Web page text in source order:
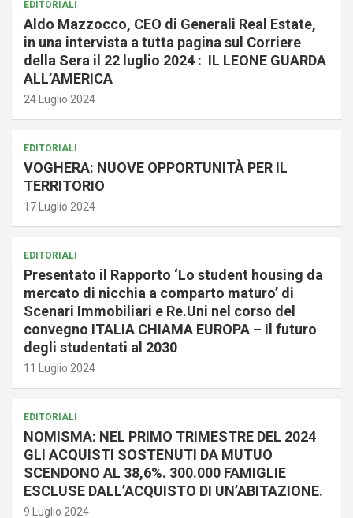
EDITORIALI
Aldo Mazzocco, CEO di Generali Real Estate,
in una intervista a tutta pagina sul Corriere
della Sera il 22 luglio 2024 : IL LEONE GUARDA
ALL’AMERICA
24 Luglio 2024
EDITORIALI
VOGHERA: NUOVE OPPORTUNITÀ PER IL
TERRITORIO
17 Luglio 2024
EDITORIALI
Presentato il Rapporto ‘Lo student housing da
mercato di nicchia a comparto maturo’ di
Scenari Immobiliari e Re.Uni nel corso del
convegno ITALIA CHIAMA EUROPA – Il futuro
degli studentati al 2030
11 Luglio 2024
EDITORIALI
NOMISMA: NEL PRIMO TRIMESTRE DEL 2024
GLI ACQUISTI SOSTENUTI DA MUTUO
SCENDONO AL 38,6%. 300.000 FAMIGLIE
ESCLUSE DALL’ACQUISTO DI UN’ABITAZIONE.
9 Luglio 2024